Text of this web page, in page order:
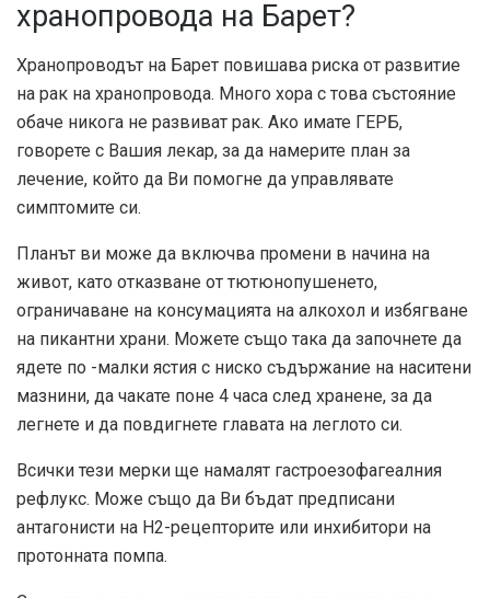
хранопровода на Барет?
Хранопроводът на Барет повишава риска от развитие
на рак на хранопровода. Много хора с това състояние
обаче никога не развиват рак. Ако имате ГЕРБ,
говорете с Вашия лекар, за да намерите план за
лечение, който да Ви помогне да управлявате
симптомите си.
Планът ви може да включва промени в начина на
живот, като отказване от тютюнопушенето,
ограничаване на консумацията на алкохол и избягване
на пикантни храни. Можете също така да започнете да
ядете по -малки ястия с ниско съдържание на наситени
мазнини, да чакате поне 4 часа след хранене, за да
легнете и да повдигнете главата на леглото си.
Всички тези мерки ще намалят гастроезофагеалния
рефлукс. Може също да Ви бъдат предписани
антагонисти на H2-рецепторите или инхибитори на
протонната помпа.